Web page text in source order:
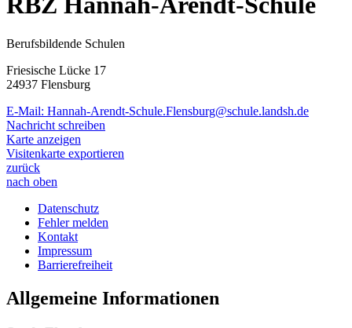
Berufsbildende Schulen
Friesische Lücke 17
24937 Flensburg
E-Mail: Hannah-Arendt-Schule.Flensburg@schule.landsh.de
Nachricht schreiben
Karte anzeigen
Visitenkarte exportieren
zurück
nach oben
Datenschutz
Fehler melden
Kontakt
Impressum
Barrierefreiheit
Allgemeine Informationen